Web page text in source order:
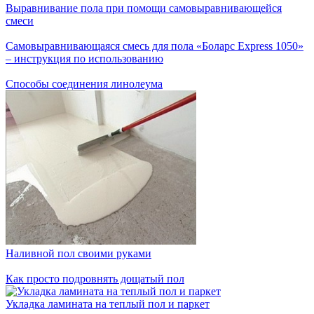
Выравнивание пола при помощи самовыравнивающейся
смеси
Самовыравнивающаяся смесь для пола «Боларс Express 1050»
– инструкция по использованию
Способы соединения линолеума
Наливной пол своими руками
Как просто подровнять дощатый пол
Укладка ламината на теплый пол и паркет